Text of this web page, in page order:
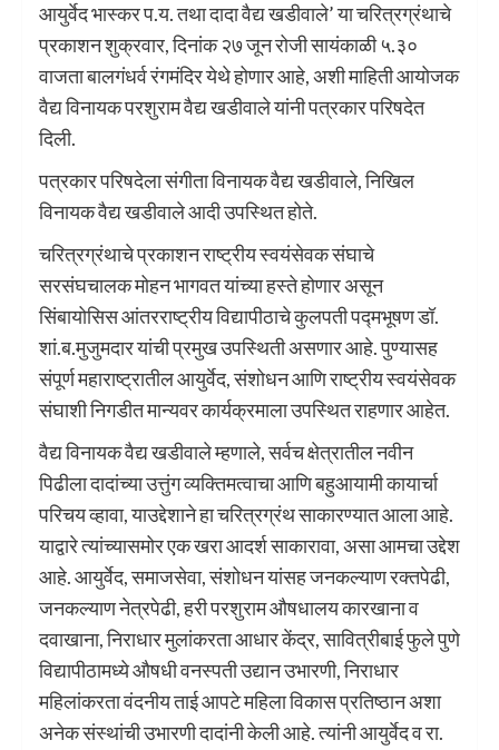
आयुर्वेद भास्कर प.य. तथा दादा वैद्य खडीवाले’ या चरित्रग्रंथाचे
प्रकाशन शुक्रवार, दिनांक २७ जून रोजी सायंकाळी ५.३०
वाजता बालगंधर्व रंगमंदिर येथे होणार आहे, अशी माहिती आयोजक
वैद्य विनायक परशुराम वैद्य खडीवाले यांनी पत्रकार परिषदेत
दिली.
पत्रकार परिषदेला संगीता विनायक वैद्य खडीवाले, निखिल
विनायक वैद्य खडीवाले आदी उपस्थित होते.
चरित्रग्रंथाचे प्रकाशन राष्ट्रीय स्वयंसेवक संघाचे
सरसंघचालक मोहन भागवत यांच्या हस्ते होणार असून
सिंबायोसिस आंतरराष्ट्रीय विद्यापीठाचे कुलपती पद्मभूषण डॉ.
शां.ब.मुजुमदार यांची प्रमुख उपस्थिती असणार आहे. पुण्यासह
संपूर्ण महाराष्ट्रातील आयुर्वेद, संशोधन आणि राष्ट्रीय स्वयंसेवक
संघाशी निगडीत मान्यवर कार्यक्रमाला उपस्थित राहणार आहेत.
वैद्य विनायक वैद्य खडीवाले म्हणाले, सर्वच क्षेत्रातील नवीन
पिढीला दादांच्या उत्तुंग व्यक्तिमत्वाचा आणि बहुआयामी कायार्चा
परिचय व्हावा, याउद्देशाने हा चरित्रग्रंथ साकारण्यात आला आहे.
याद्वारे त्यांच्यासमोर एक खरा आदर्श साकारावा, असा आमचा उद्देश
आहे. आयुर्वेद, समाजसेवा, संशोधन यांसह जनकल्याण रक्तपेढी,
जनकल्याण नेत्रपेढी, हरी परशुराम औषधालय कारखाना व
दवाखाना, निराधार मुलांकरता आधार केंद्र, सावित्रीबाई फुले पुणे
विद्यापीठामध्ये औषधी वनस्पती उद्यान उभारणी, निराधार
महिलांकरता वंदनीय ताई आपटे महिला विकास प्रतिष्ठान अशा
अनेक संस्थांची उभारणी दादांनी केली आहे. त्यांनी आयुर्वेद व रा.